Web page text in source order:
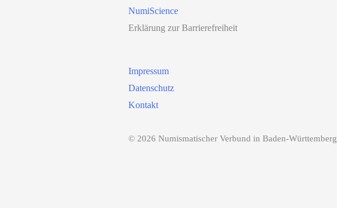
NumiScience
Erklärung zur Barrierefreiheit
Impressum
Datenschutz
Kontakt
© 2026 Numismatischer Verbund in Baden-Württemberg